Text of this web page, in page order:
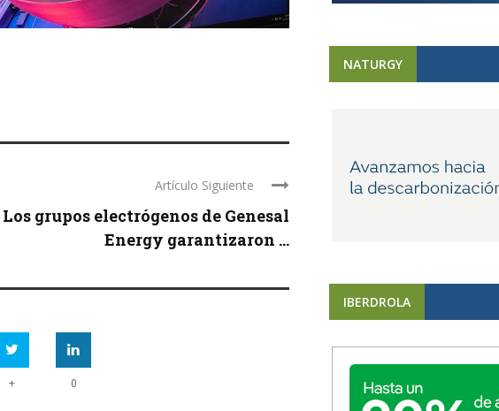
Artículo Siguiente
Los grupos electrógenos de Genesal
Energy garantizaron ...
+ 0
NATURGY
IBERDROLA